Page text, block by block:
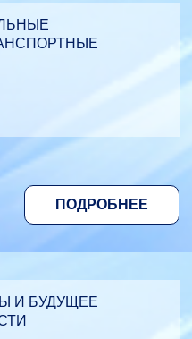
ПОДРОБНЕЕ
И БУДУЩЕЕ